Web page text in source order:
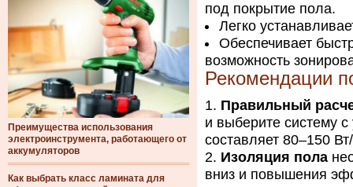
Преимущества использования
электроинструмента, работающего от
аккумуляторов
Как выбрать класс ламината для
под покрытие пола.
Легко
Обеспечивает
возможность
Рекомендации
Правильный
и выберите систему
составляет 80–150
Изоляция пола
вниз и повышения